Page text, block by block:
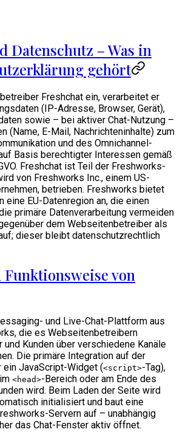
Datenschutz – Was in
gehört
Freshchat ein, verarbeitet er
(IP-Adresse, Browser, Gerät),
sowie – bei aktiver Chat-Nutzung –
(Name, E-Mail, Nachrichteninhalte) zum
und des Omnichannel-
Basis berechtigter Interessen gemäß
Freshchat ist Teil der Freshworks-
von Freshworks Inc., einem US-
betrieben. Freshworks bietet
eine EU-Datenregion an, die einen
primäre Datenverarbeitung vermeiden
dem Webseitenbetreiber als
dieser bleibt datenschutzrechtlich
Funktionsweise von
und Live-Chat-Plattform aus
die es Webseitenbetreibern
und Kunden über verschiedene Kanäle
Die primäre Integration auf der
JavaScript-Widget (<script>-Tag),
<head>-Bereich oder am Ende des
wird. Beim Laden der Seite wird
initialisiert und baut eine
Servern auf – unabhängig
das Chat-Fenster aktiv öffnet.